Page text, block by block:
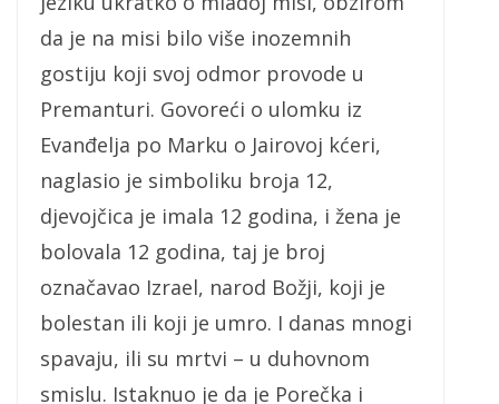
da je na misi bilo više inozemnih
gostiju koji svoj odmor provode u
Premanturi. Govoreći o ulomku iz
Evanđelja po Marku o Jairovoj kćeri,
naglasio je simboliku broja 12,
djevojčica je imala 12 godina, i žena je
bolovala 12 godina, taj je broj
označavao Izrael, narod Božji, koji je
bolestan ili koji je umro. I danas mnogi
spavaju, ili su mrtvi – u duhovnom
smislu. Istaknuo je da je Porečka i